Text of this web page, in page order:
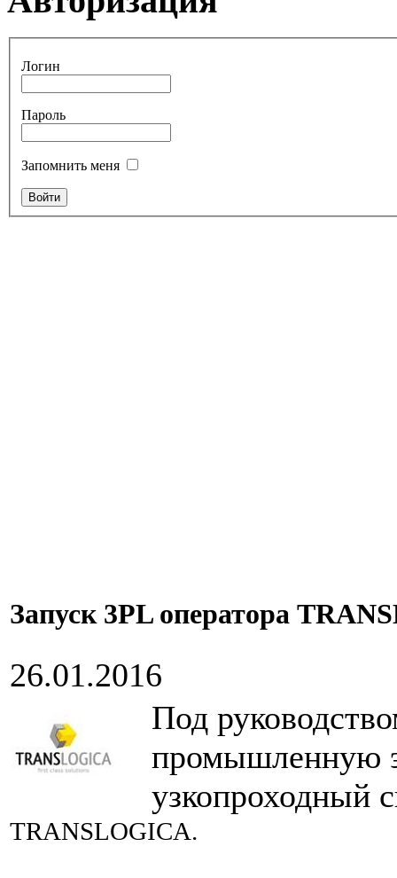
Логин
Пароль
Запомнить меня
Запуск 3PL оператора
26.01.2016
Под
промышленную
узкопроходный
TRANSLOGICA.